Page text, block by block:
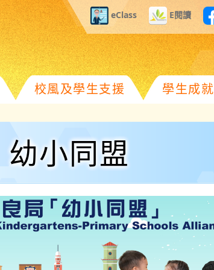
eClass E閱讀
校風及學生支援 學生成就
幼小同盟